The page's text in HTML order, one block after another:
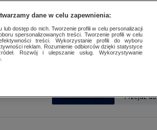
SUBSKRYBUJ Przejdź do
dane w celu zapewnienia:
lub dostęp do nich. Tworzenie profili w celu personalizacji
spersonalizowanych treści. Tworzenie profili w celu
treści. Wykorzystanie profili do wyboru
reklam. Rozumienie odbiorców dzięki statystyce
Rozwój i ulepszanie usług. Wykorzystywanie